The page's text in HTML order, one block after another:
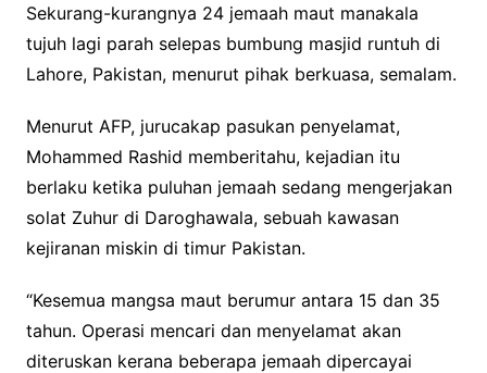
Sekurang-kurangnya 24 jemaah maut manakala
tujuh lagi parah selepas bumbung masjid runtuh di
Lahore, Pakistan, menurut pihak berkuasa, semalam.
Menurut AFP, jurucakap pasukan penyelamat,
Mohammed Rashid memberitahu, kejadian itu
berlaku ketika puluhan jemaah sedang mengerjakan
solat Zuhur di Daroghawala, sebuah kawasan
kejiranan miskin di timur Pakistan.
“Kesemua mangsa maut berumur antara 15 dan 35
tahun. Operasi mencari dan menyelamat akan
diteruskan kerana beberapa jemaah dipercayai